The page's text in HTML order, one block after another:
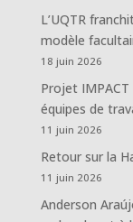
L’UQTR
modèle
18 juin 2026
Projet
équipes de
11 juin 2026
Retour sur la
11 juin 2026
Anderson